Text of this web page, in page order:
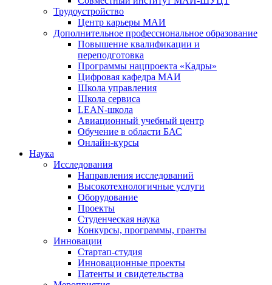
Трудоустройство
Центр карьеры МАИ
Дополнительное профессиональное образование
Повышение квалификации и
переподготовка
Программы нацпроекта «Кадры»
Цифровая кафедра МАИ
Школа управления
Школа сервиса
LEAN-школа
Авиационный учебный центр
Обучение в области БАС
Онлайн-курсы
Наука
Исследования
Направления исследований
Высокотехнологичные услуги
Оборудование
Проекты
Студенческая наука
Конкурсы, программы, гранты
Инновации
Стартап-студия
Инновационные проекты
Патенты и свидетельства